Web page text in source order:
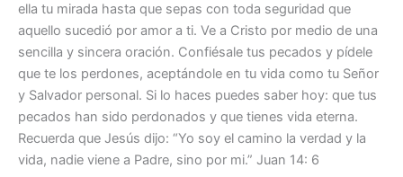
ella tu mirada hasta que sepas con toda seguridad que
aquello sucedió por amor a ti. Ve a Cristo por medio de una
sencilla y sincera oración. Confiésale tus pecados y pídele
que te los perdones, aceptándole en tu vida como tu Señor
y Salvador personal. Si lo haces puedes saber hoy: que tus
pecados han sido perdonados y que tienes vida eterna.
Recuerda que Jesús dijo: “Yo soy el camino la verdad y la
vida, nadie viene a Padre, sino por mi.” Juan 14: 6